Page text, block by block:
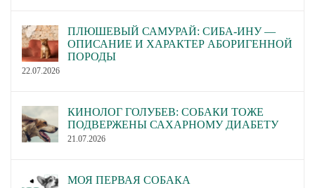
ПЛЮШЕВЫЙ САМУРАЙ: СИБА-ИНУ —
ОПИСАНИЕ И ХАРАКТЕР АБОРИГЕННОЙ
ПОРОДЫ
22.07.2026
КИНОЛОГ ГОЛУБЕВ: СОБАКИ ТОЖЕ
ПОДВЕРЖЕНЫ САХАРНОМУ ДИАБЕТУ
21.07.2026
МОЯ ПЕРВАЯ СОБАКА